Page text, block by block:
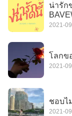
น่ารัก
2021-
โลกข
2021-
ชอบไ
2021-